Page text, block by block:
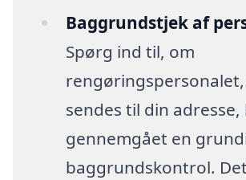
Baggrundstjek af
Spørg ind til, om
sendes til din adresse,
gennemgået en
baggrundskontrol.